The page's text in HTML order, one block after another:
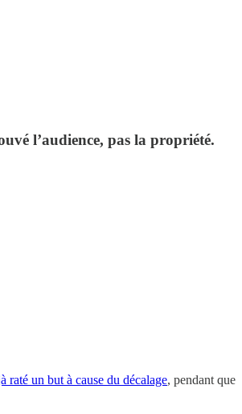
l’audience, pas la propriété.
raté un but à cause du décalage, pendant que